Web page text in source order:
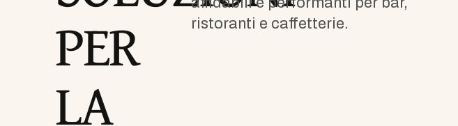
PER
LA
ristoranti e caffetterie.